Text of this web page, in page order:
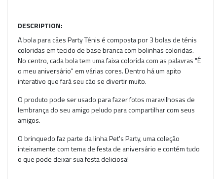
DESCRIPTION:
A bola para cães Party Ténis é composta por 3 bolas de ténis
coloridas em tecido de base branca com bolinhas coloridas.
No centro, cada bola tem uma faixa colorida com as palavras "É
o meu aniversário" em várias cores. Dentro há um apito
interativo que fará seu cão se divertir muito.
O produto pode ser usado para fazer fotos maravilhosas de
lembrança do seu amigo peludo para compartilhar com seus
amigos.
O brinquedo faz parte da linha Pet's Party, uma coleção
inteiramente com tema de festa de aniversário e contém tudo
o que pode deixar sua festa deliciosa!